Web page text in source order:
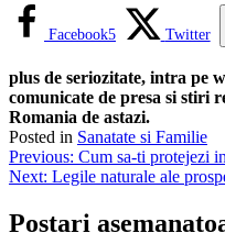
Facebook5 Twitter
plus de seriozitate, intra pe
comunicate de presa si stiri
Romania de astazi.
Posted in Sanatate si Familie
Navigare
în
articole
Previous: Cum sa-ti protejezi
Next: Legile naturale ale
Postari